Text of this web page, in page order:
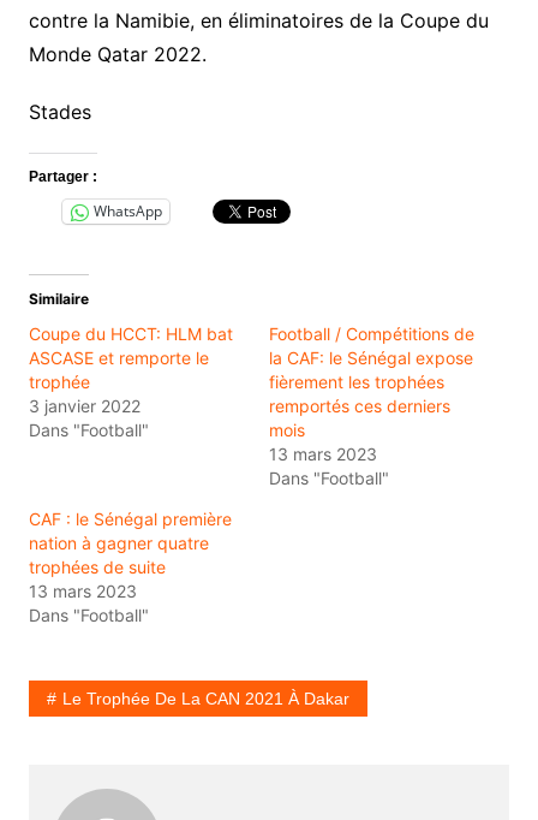
contre la Namibie, en éliminatoires de la Coupe du
Monde Qatar 2022.
Stades
Partager :
WhatsApp
Similaire
Coupe du HCCT: HLM bat
ASCASE et remporte le
trophée
3 janvier 2022
Dans "Football"
Football / Compétitions de
la CAF: le Sénégal expose
fièrement les trophées
remportés ces derniers
mois
13 mars 2023
Dans "Football"
CAF : le Sénégal première
nation à gagner quatre
trophées de suite
13 mars 2023
Dans "Football"
Le Trophée De La CAN 2021 À Dakar